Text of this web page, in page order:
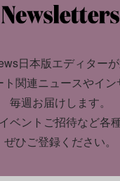
日本版エディター
ト関連ニュースやイン
毎週お届けします。
ベントご招待など各種
ぜひご登録ください。